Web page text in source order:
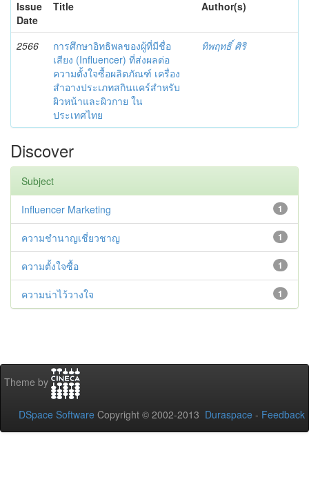
Issue
Date
Title Author(s)
2566
การศึกษาอิทธิพลของผู้ที่มีชื่อ
เสียง (Influencer) ที่ส่งผลต่อ
ความตั้งใจซื้อผลิตภัณฑ์ เครื่อง
สำอางประเภทสกินแคร์สำหรับ
ผิวหน้าและผิวกาย ใน
ประเทศไทย
ทิพฤทธิ์ ศิริ
Discover
Subject
1
Influencer Marketing
1
ความชำนาญเชี่ยวชาญ
1
ความตั้งใจซื้อ
1
ความน่าไว้วางใจ
Theme by
DSpace Software Copyright © 2002-2013 Duraspace - Feedback